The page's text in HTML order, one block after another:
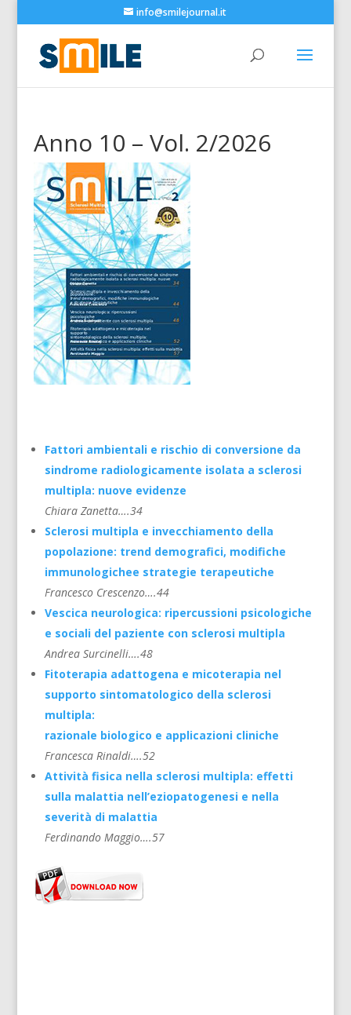
info@smilejournal.it
Anno 10 – Vol. 2/2026
Fattori ambientali e rischio di conversione da
sindrome radiologicamente isolata a sclerosi
multipla: nuove evidenze
Chiara Zanetta….34
Sclerosi multipla e invecchiamento della
popolazione: trend demografici, modifiche
immunologichee strategie terapeutiche
Francesco Crescenzo….44
Vescica neurologica: ripercussioni psicologiche
e sociali del paziente con sclerosi multipla
Andrea Surcinelli….48
Fitoterapia adattogena e micoterapia nel
supporto sintomatologico della sclerosi
multipla:
razionale biologico e applicazioni cliniche
Francesca Rinaldi….52
Attività fisica nella sclerosi multipla: effetti
sulla malattia nell’eziopatogenesi e nella
severità di malattia
Ferdinando Maggio….57